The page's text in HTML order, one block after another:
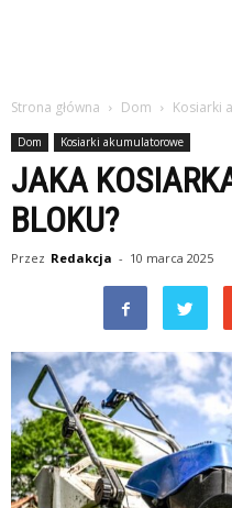
Strona główna Dom Kosiarki
Dom Kosiarki akumulatorowe
JAKA
BLOKU?
Przez Redakcja - 10 marca 2025